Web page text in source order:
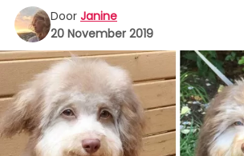
Door Janine
20 November 2019